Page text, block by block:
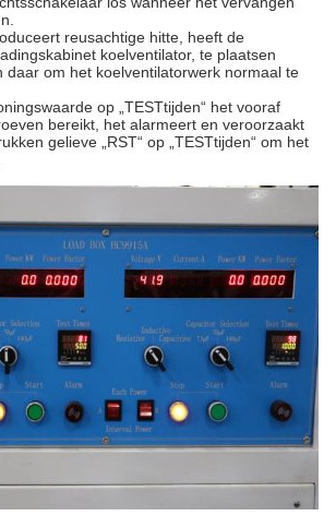
reusachtige hitte, heeft de
koelventilator, te plaatsen
daar om het koelventilatorwerk normaal te
op „TESTtijden“ het vooraf
bereikt, het alarmeert en veroorzaakt
gelieve „RST“ op „TESTtijden“ om het